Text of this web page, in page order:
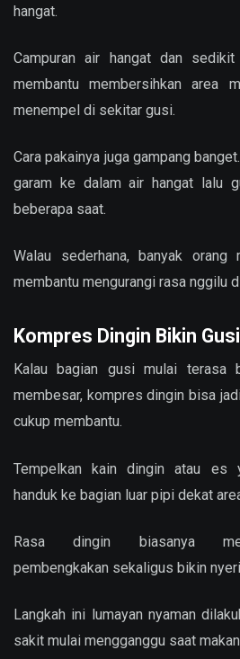
hangat.
Campuran air hangat dan
membantu membersihkan area
menempel di sekitar gusi.
Cara pakainya juga gampang
garam ke dalam air hangat lalu
beberapa saat.
Walau sederhana, banyak
membantu mengurangi rasa nggilu
Kompres Dingin Bikin
Kalau bagian gusi mulai terasa
membesar, kompres dingin bisa
cukup membantu.
Tempelkan kain dingin atau es
handuk ke bagian luar pipi dekat
Rasa dingin biasanya
pembengkakan sekaligus bikin
Langkah ini lumayan nyaman
sakit mulai mengganggu saat